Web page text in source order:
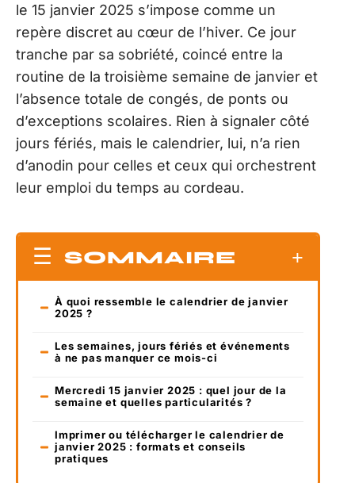
le 15 janvier 2025 s’impose comme un
repère discret au cœur de l’hiver. Ce jour
tranche par sa sobriété, coincé entre la
routine de la troisième semaine de janvier et
l’absence totale de congés, de ponts ou
d’exceptions scolaires. Rien à signaler côté
jours fériés, mais le calendrier, lui, n’a rien
d’anodin pour celles et ceux qui orchestrent
leur emploi du temps au cordeau.
SOMMAIRE
À quoi ressemble le calendrier de janvier
2025 ?
Les semaines, jours fériés et événements
à ne pas manquer ce mois-ci
Mercredi 15 janvier 2025 : quel jour de la
semaine et quelles particularités ?
Imprimer ou télécharger le calendrier de
janvier 2025 : formats et conseils
pratiques